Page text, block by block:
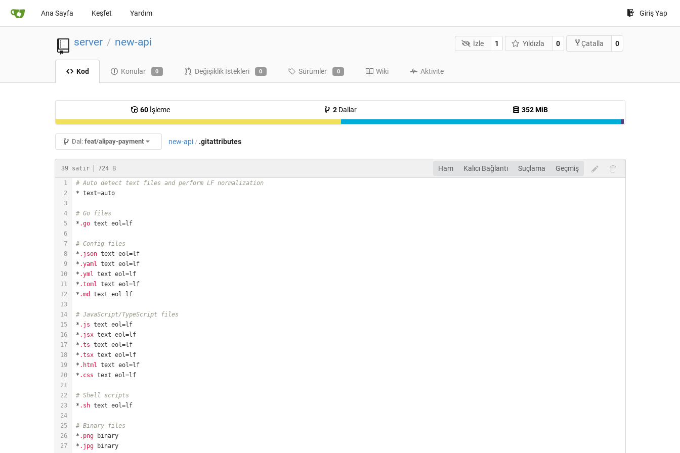
Ana Sayfa Keşfet Yardım Giriş Yap
server / new-api İzle 1 Yıldızla 0 Çatalla 0
Kod Konular 0 Değişiklik İstekleri 0 Sürümler 0 Wiki Aktivite
60 İşleme 2 Dallar 352 MiB
Dal:feat/alipay-payment new-api / .gitattributes
39 satır 724 B Ham Kalıcı Bağlantı Suçlama Geçmiş
# Auto detect text files and perform LF normalization
* text=auto
# Go files
* .go text eol=lf
# Config files
* .json
text eol=lf
* .yaml
text eol=lf
* .yml
text eol=lf
* .toml
text eol=lf
* .md text eol=lf
# JavaScript/TypeScript files
* .js
text eol=lf
* .jsx
text eol=lf
* .ts
text eol=lf
* .tsx
text eol=lf
* .html
text eol=lf
* .css text eol=lf
# Shell scripts
* .sh text eol=lf
# Binary files
* .png
binary
* .jpg
binary